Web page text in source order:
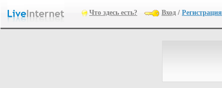
Что здесь есть? Вход / Регистрация